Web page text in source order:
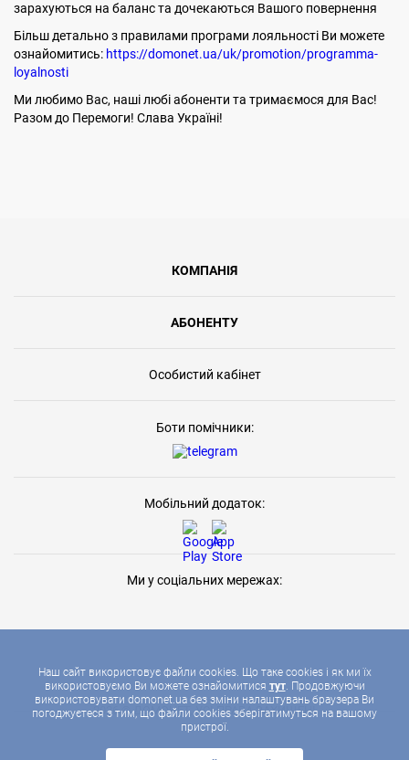
Наш сайт використовує файли cookies. Що таке cookies і як ми їх
використовуємо Ви можете ознайомитися тут. Продовжуючи
використовувати domonet.ua без зміни налаштувань браузера Ви
погоджуєтеся з тим, що файли cookies зберігатимуться на вашому
пристрої.
зарахуються на баланс та дочекаються Вашого повернення
Більш детально з правилами програми лояльності Ви можете
ознайомитись: https://domonet.ua/uk/promotion/programma-
loyalnosti
Ми любимо Вас, наші любі абоненти та тримаємося для Вас!
Разом до Перемоги! Слава Україні!
КОМПАНІЯ
АБОНЕНТУ
Особистий кабінет
Боти помічники:
Мобільний додаток:
Ми у соціальних мережах:
2026 © ДОМОНЕТ, УСІ ПРАВА ЗАХИЩЕНІ